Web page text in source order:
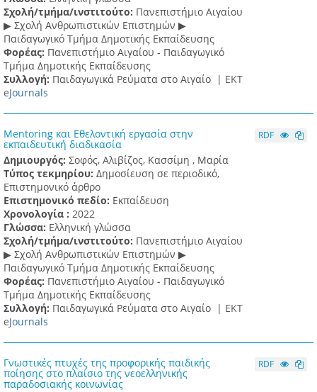
Σχολή/τμήμα/ινστιτούτο: Πανεπιστήμιο Αιγαίου
▶ Σχολή Ανθρωπιστικών Επιστημών ▶
Παιδαγωγικό Τμήμα Δημοτικής Εκπαίδευσης
Φορέας: Πανεπιστήμιο Αιγαίου - Παιδαγωγικό
Τμήμα Δημοτικής Εκπαίδευσης
Συλλογή: Παιδαγωγικά Ρεύματα στο Αιγαίο | ΕΚΤ
eJournals
Mentoring και Εθελοντική εργασία στην
εκπαιδευτική διαδικασία
Δημιουργός: Σοφός, Αλιβίζος, Κασσίμη , Μαρία
Τύπος τεκμηρίου: Δημοσίευση σε περιοδικό,
Επιστημονικό άρθρο
Επιστημονικό πεδίο: Εκπαίδευση
Χρονολογία : 2022
Γλώσσα: Ελληνική γλώσσα
Σχολή/τμήμα/ινστιτούτο: Πανεπιστήμιο Αιγαίου
▶ Σχολή Ανθρωπιστικών Επιστημών ▶
Παιδαγωγικό Τμήμα Δημοτικής Εκπαίδευσης
Φορέας: Πανεπιστήμιο Αιγαίου - Παιδαγωγικό
Τμήμα Δημοτικής Εκπαίδευσης
Συλλογή: Παιδαγωγικά Ρεύματα στο Αιγαίο | ΕΚΤ
eJournals
RDF
Γνωστικές πτυχές της προφορικής παιδικής
ποίησης στο πλαίσιο της νεοελληνικής
παραδοσιακής κοινωνίας
RDF